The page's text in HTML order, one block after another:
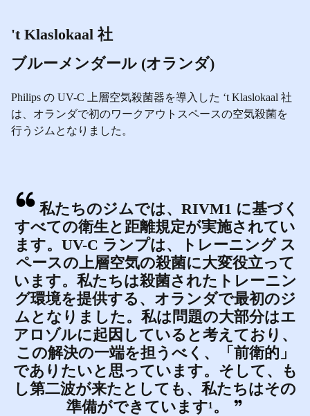
't Klaslokaal 社
ブルーメンダール (オランダ)
Philips の UV-C 上層空気殺菌器を導入した ‘t Klaslokaal 社
は、オランダで初のワークアウトスペースの空気殺菌を
行うジムとなりました。
私たちのジムでは、RIVM1 に基づく
すべての衛生と距離規定が実施されてい
ます。UV-C ランプは、トレーニング ス
ペースの上層空気の殺菌に大変役立って
います。私たちは殺菌されたトレーニン
グ環境を提供する、オランダで最初のジ
ムとなりました。私は問題の大部分はエ
アロゾルに起因していると考えており、
この解決の一端を担うべく、「前衛的」
でありたいと思っています。そして、も
し第二波が来たとしても、私たちはその
準備ができています¹。